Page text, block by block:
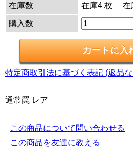
在庫数
在庫4 枚 在
購入数
特定商取引法に基づく表記 (返品
通常罠 レア
この商品について問い合わせる
この商品を友達に教える